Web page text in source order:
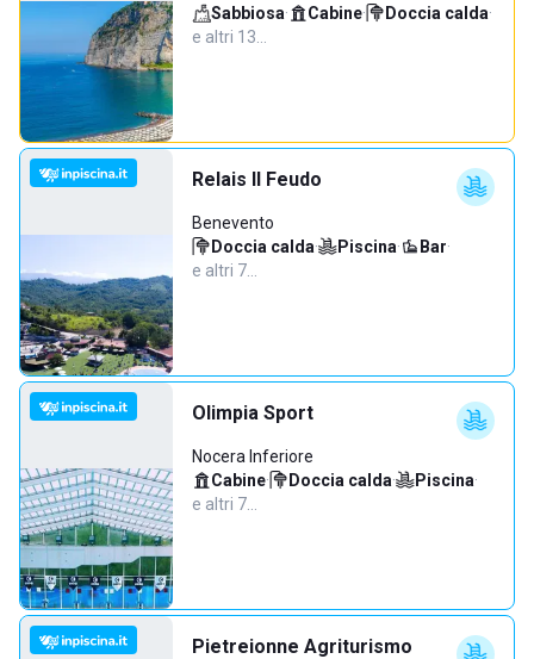
Sabbiosa· Cabine· Doccia calda·
e altri 13…
Relais Il Feudo
Benevento
Doccia calda· Piscina· Bar·
e altri 7…
Olimpia Sport
Nocera Inferiore
Cabine· Doccia calda· Piscina·
e altri 7…
Pietreionne Agriturismo